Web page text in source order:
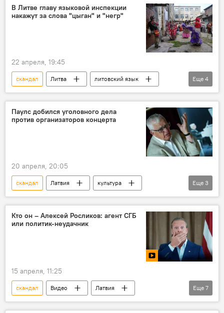
Союз зеленых и крестьян
"Объединенный список"
В Литве главу языковой инспекции
накажут за слова "цыган" и "негр"
22 апреля, 19:45
скандал Литва
литовский язык
государственный язык
культура
цыгане
Министерство культуры Литвы
Еще 4
Паулс добился уголовного дела
против организаторов концерта
20 апреля, 20:05
скандал Латвия
культура
музыка
Раймонд Паулс
Концерт
Госполиция
Еще 3
Кто он – Алексей Росликов: агент СГБ
или политик-неудачник
15 апреля, 11:25
скандал Видео
Латвия
Алексей Росликов
"Стабильность"
Еще 7